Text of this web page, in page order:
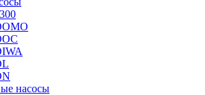
насосы